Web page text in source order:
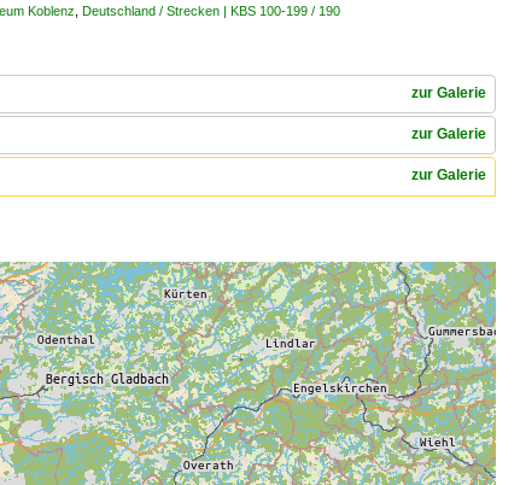
Koblenz Deutschland / Strecken | KBS 100-199 / 190
zur Galerie
zur Galerie
zur Galerie